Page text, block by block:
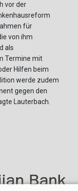
vor der
für
von ihm
als
Termine mit
Hilfen beim
werde zudem
gegen den
Lauterbach.